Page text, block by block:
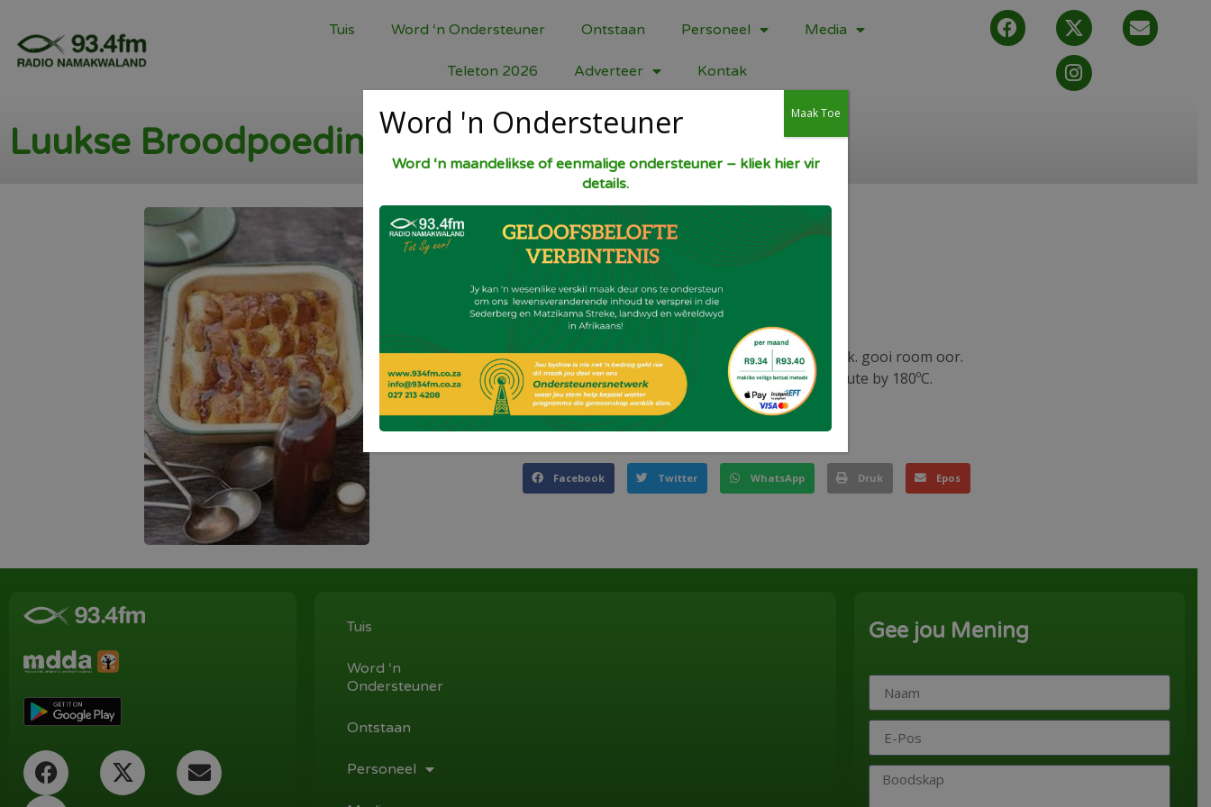
Tuis Word ‘n Ondersteuner Ontstaan Personeel Media
Teleton 2026 Adverteer Kontak
Luukse Broodpoeding
8-10 snye ou witbrood (korsies afgesny)
250 ml vars room
Melk
Donkerbruin suiker (karamel) na smaak
Doop snye brood vlugtig in melk. Pak in oondbak. gooi room oor.
Sprinkel suiker bo-oor. Bak vir ongeveer 30 minute by 180ºC.
Deel dit!
Facebook Twitter WhatsApp Druk Epos
Tuis
Word ‘n
Ondersteuner
Ontstaan
Personeel
Gee jou Mening
Word 'n Ondersteuner
Word ‘n maandelikse of eenmalige ondersteuner – kliek hier vir
details.
Maak Toe